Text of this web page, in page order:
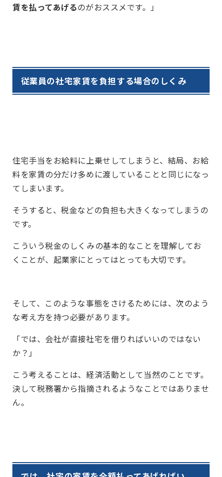
賃を払ってあげるのがおススメです。」
従業員の社宅家賃を負担する場合のしくみ
住宅手当をお給料に上乗せしてしまうと、結局、お給
料を家賃の分だけ多めに渡していることと同じになっ
てしまいます。
そうすると、税金などの負担も大きくなってしまうの
です。
こういう税金のしくみの基本的なことを理解してお
くことが、起業家にとってはとっても大切です。
そして、このような事態をさけるためには、次のよう
な考え方を持つ必要があります。
「では、会社が直接社宅を借りればいいのではない
か？」
こう考えることは、経済活動として当然のことです。
決して税務署から指摘されるようなことではありませ
ん。